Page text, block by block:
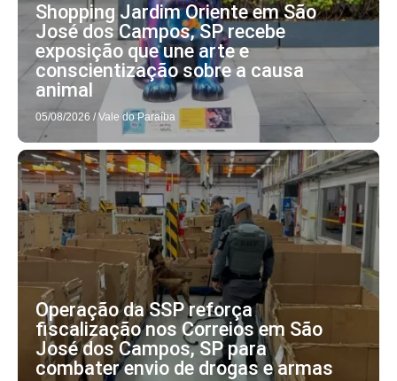
Shopping Jardim Oriente em São
José dos Campos, SP recebe
exposição que une arte e
conscientização sobre a causa
animal
05/08/2026 / Vale do Paraíba
Operação da SSP reforça
fiscalização nos Correios em São
José dos Campos, SP para
combater envio de drogas e armas